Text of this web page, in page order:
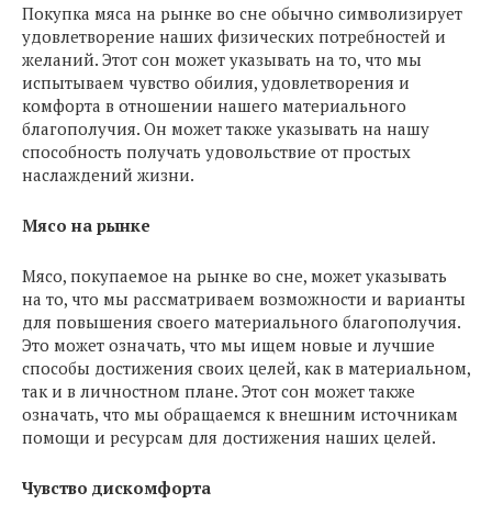
Покупка мяса на рынке во сне обычно символизирует
удовлетворение наших физических потребностей и
желаний. Этот сон может указывать на то, что мы
испытываем чувство обилия, удовлетворения и
комфорта в отношении нашего материального
благополучия. Он может также указывать на нашу
способность получать удовольствие от простых
наслаждений жизни.
Мясо на рынке
Мясо, покупаемое на рынке во сне, может указывать
на то, что мы рассматриваем возможности и варианты
для повышения своего материального благополучия.
Это может означать, что мы ищем новые и лучшие
способы достижения своих целей, как в материальном,
так и в личностном плане. Этот сон может также
означать, что мы обращаемся к внешним источникам
помощи и ресурсам для достижения наших целей.
Чувство дискомфорта